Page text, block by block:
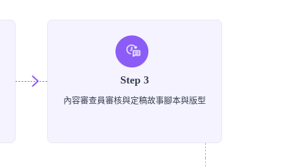
Step 3
內容審查員審核與定稿故事腳本與版型